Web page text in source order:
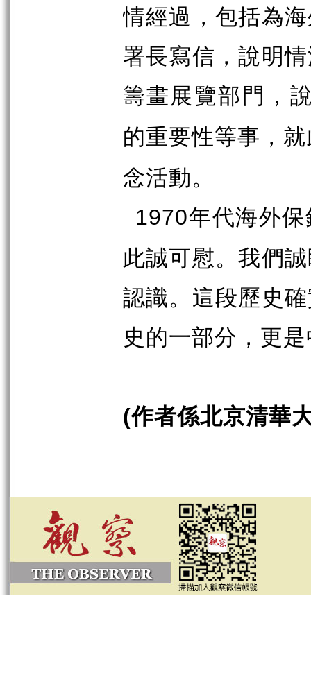
情經過，包括為
署長寫信，說明
籌畫展覽部門，
的重要性等事，
念活動。
1970年代海外
此誠可慰。我們
認識。這段歷史
史的一部分，更
(作者係北京清華